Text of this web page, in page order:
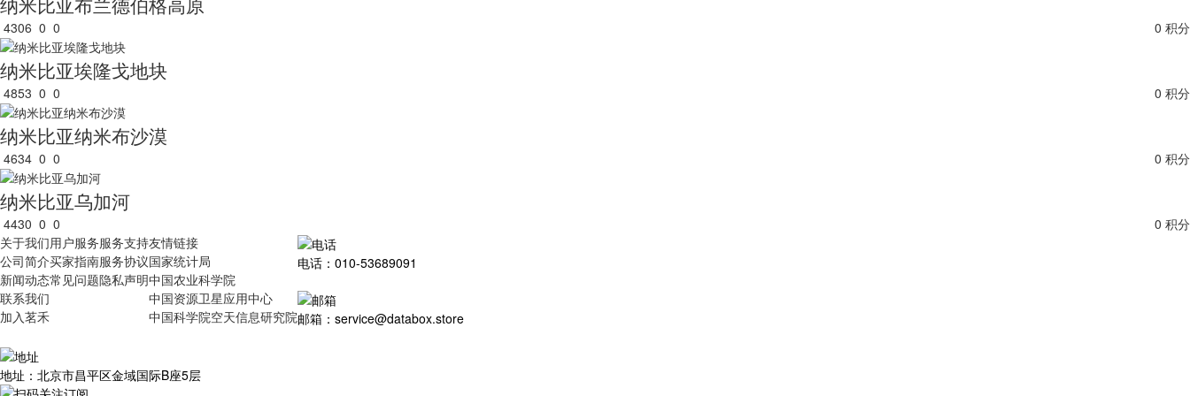
4306 0 0 0 积分
纳米比亚埃隆戈地块
4853 0 0 0 积分
纳米比亚纳米布沙漠
4634 0 0 0 积分
纳米比亚乌加河
4430 0 0
0 积分
关于我们
公司简介
新闻动态
联系我们
加入茗禾
用户服务
买家指南
常见问题
服务支持
服务协议
隐私声明
友情链接
国家统计局
中国农业科学院
中国资源卫星应用中心
中国科学院空天信息研究院
电话：010-53689091
邮箱：service@databox.store
地址：北京市昌平区金域国际B座5层